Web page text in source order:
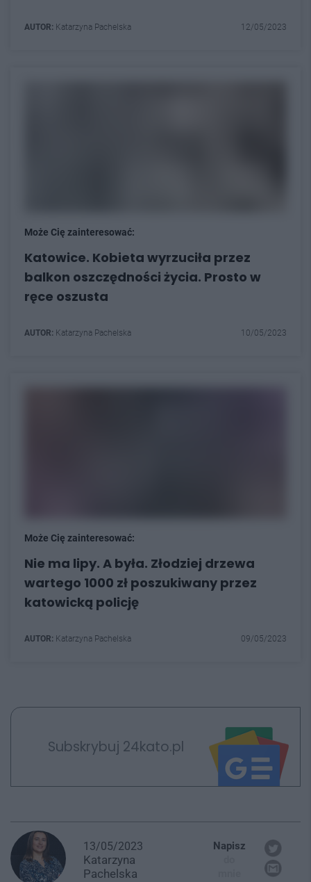
AUTOR: Katarzyna Pachelska 12/05/2023
Może Cię zainteresować:
Katowice. Kobieta wyrzuciła przez
balkon oszczędności życia. Prosto w
ręce oszusta
AUTOR: Katarzyna Pachelska 10/05/2023
Może Cię zainteresować:
Nie ma lipy. A była. Złodziej drzewa
wartego 1000 zł poszukiwany przez
katowicką policję
AUTOR: Katarzyna Pachelska 09/05/2023
Subskrybuj 24kato.pl
13/05/2023
Katarzyna
Pachelska
Napisz